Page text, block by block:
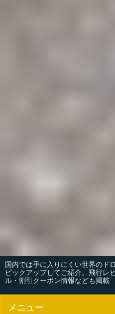
国内では手に入りにくい世界のド
ピックアップしてご紹介。飛行レ
ル・割引クーポン情報なども掲載
メニュー